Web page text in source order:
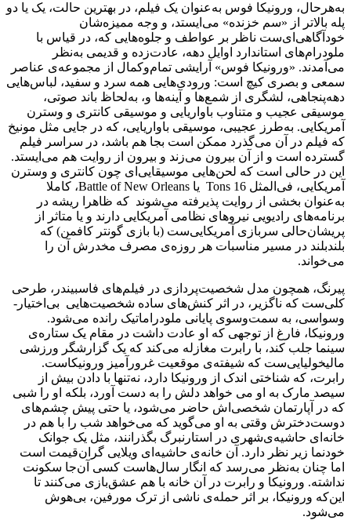
به‌هرحال، ورونیکا فوس به‌عنوان یک فیلم، در بهترین حالت، یک یا دو
پله بالاتر از «سم خزنده» می‌ایستد، و وجه‌ ممیزه‌شان
خودآگاهی‌ای‌ست ناظر بر عواطف و جلوه‌هایی که، در قیاس با
ملودرام‌های استاندارد اوایل دهه، عادت‌زده و قدیمی به‌نظر
می‌آمدند. «ورونیکا فوس» آرایشی تمام‌وکمال از مجموعه‌ی عناصر
سمعی و بصری کیچ است: ورودی‌هایی همه سرد و سفید، لباس‌هایی
دهه‌پنجاهی، لشگری از شمع‌ها و آینه‌ها و، به‌لحاظ باند صوتی،
موسیقی عجیب و متناوب باواریایی و موسیقی کانتری و وسترن
آمریکایی. به‌طرز عجیبی، موسیقی باواریایی، که در جایی مثل مونیخ
که فیلم در آن می‌گذرد ممکن است بجا هم باشد، در سراسر فیلم
گسترده است و از آن بیرون می‌زند و بیرون از روایت هم می‌ایستد.
این در حالی است که لحن‌هایی موسیقایی‌ای چون کانتری و وسترن
آمریکایی، فی‌المثل 16 Tons یا ‌Battle of New Orleans، کاملا
به‌عنوان بخشی از روایت‌ پذیرفته می‌شوند که ظاهرا ریشه در
برنامه‌های رادیویی نیروهای نظامی آمریکایی دارند و یا متاثر از
پریشان‌حالی سربازی آمریکایی‌ست (با بازی گونتر کافمن) که
بلندبلند در مسیر مناسبات هر روزه‌ی مصرف مخدرش آن را
می‌خواند.
پیرنگ، همچون مدل شخصیت‌پردازی در فیلم‌های فاسبیندر، طرحی
کلی‌ست که ناگزیر، در اثر کنش‌های ساده شخصیت‌هایی بی‌اختیار-
وسواسی، به سمت‌وسوی پایانی ملودراماتیک رانده می‌شود.
ورونیکا، فارغ از توجهی که او عادت داشت در مقام یک ستاره‌ی
سینما جلب کند، با رابرت مغازله می‌کند که یک گزارشگر ورزشی
مالیخولیایی‌ست که شیفته‌ی موقعیت غرورآمیز ورونیکاست.
رابرت، که شناختی اندک از ورونیکا دارد، نه‌تنها با دادن بیش از
سیصد مارک به او می خواهد دلش را به دست آورد، بلکه او را شبی
که در آپارتمان شخصی‌اش حاضر می‌شود، یا حتی پیش چشم‌های
دوست‌دخترش وقتی به او می‌گوید که می‌خواهد شب را با هم در
خانه‌ای حاشیه‌ی‌شهری در استارنبرگ بگذرانند، مثل یک جوانک
خودنما زیر نظر دارد. آن خانه‌ی حاشیه‌ای ویلایی گران‌قیمت است
اما چنان به‌نظر می‌رسد که انگار سال‌هاست کسی آن‌جا سکونت
نداشته. ورونیکا و رابرت در آن خانه با هم عشق‌بازی می‌کنند تا
این‌که ورونیکا، بر اثر حمله‌ی ناشی از ترک مورفین، بی‌هوش
می‌شود.